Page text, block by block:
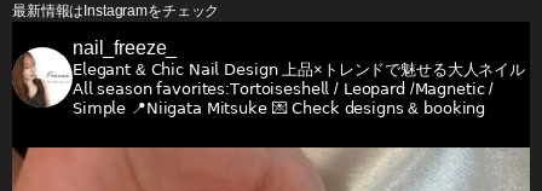
最新情報はInstagramをチェック
nail_freeze_
𝖤𝗅𝖾𝗀𝖺𝗇𝗍 & 𝖢𝗁𝗂𝖼 𝖭𝖺𝗂𝗅 𝖣𝖾𝗌𝗂𝗀𝗇上品×トレンドで魅せる大人ネイル
𝖠𝗅𝗅 𝗌𝖾𝖺𝗌𝗈𝗇 𝖿𝖺𝗏𝗈𝗋𝗂𝗍𝖾𝗌:𝖳𝗈𝗋𝗍𝗈𝗂𝗌𝖾𝗌𝗁𝖾𝗅𝗅 / 𝖫𝖾𝗈𝗉𝖺𝗋𝖽 /𝖬𝖺𝗀𝗇𝖾𝗍𝗂𝖼 /
𝖲𝗂𝗆𝗉𝗅𝖾 📍𝖭𝗂𝗂𝗀𝖺𝗍𝖺 𝖬𝗂𝗍𝗌𝗎𝗄𝖾💌 𝖢𝗁𝖾𝖼𝗄 𝖽𝖾𝗌𝗂𝗀𝗇𝗌 & 𝖻𝗈𝗈𝗄𝗂𝗇𝗀